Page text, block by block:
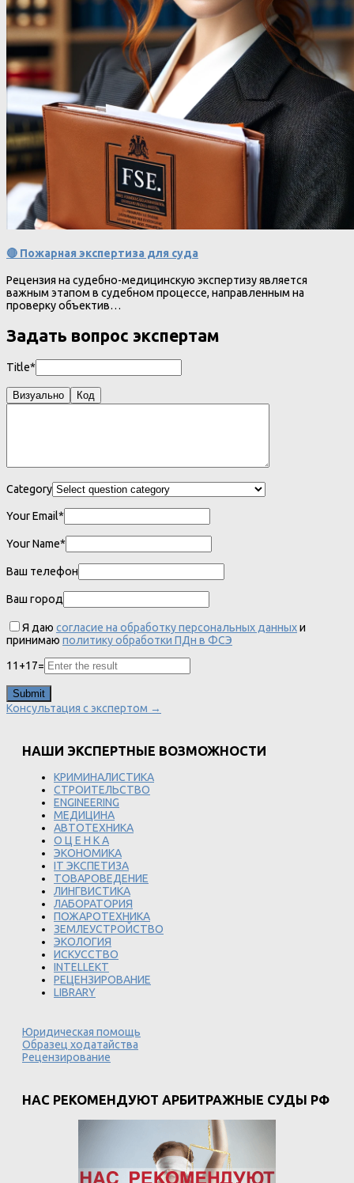
🔴 Пожарная экспертиза для суда
Рецензия на судебно-медицинскую экспертизу является
важным этапом в судебном процессе, направленным на
проверку объектив…
Задать вопрос экспертам
Title*
Визуально Код
Category
Your Email*
Your Name*
Ваш телефон
Ваш город
Я даю согласие на обработку персональных данныхи
принимаю политику обработки ПДн в ФСЭ
11 +17=
Консультация с экспертом →
НАШИ ЭКСПЕРТНЫЕ ВОЗМОЖНОСТИ
КРИМИНАЛИСТИКА
СТРОИТЕЛЬСТВО
ENGINEERING
МЕДИЦИНА
АВТОТЕХНИКА
О Ц Е Н К А
ЭКОНОМИКА
IT ЭКСПЕТИЗА
ТОВАРОВЕДЕНИЕ
ЛИНГВИСТИКА
ЛАБОРАТОРИЯ
ПОЖАРОТЕХНИКА
ЗЕМЛЕУСТРОЙСТВО
ЭКОЛОГИЯ
ИСКУССТВО
INTELLEKT
РЕЦЕНЗИРОВАНИЕ
LIBRARY
Юридическая помощь
Образец ходатайства
Рецензирование
НАС РЕКОМЕНДУЮТ АРБИТРАЖНЫЕ СУДЫ РФ